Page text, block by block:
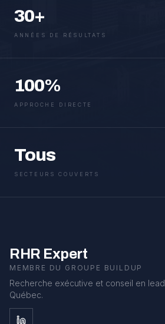
30+
ANNÉES DE RÉSULTATS
100%
APPROCHE DIRECTE
Tous
SECTEURS COUVERTS
RHR Expert
MEMBRE DU GROUPE BUILDUP
Recherche exécutive et conseil en
Québec.